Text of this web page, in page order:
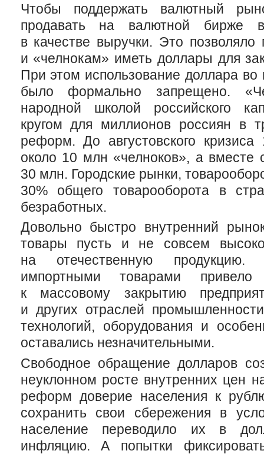
Чтобы поддержать валютный
продавать на валютной бирже
в качестве выручки. Это позволяло
и «челнокам» иметь доллары для
При этом использование доллара во
было формально запрещено.
народной школой российского
кругом для миллионов россиян в
реформ. До августовского кризиса
около 10 млн «челноков», а
30 млн. Городские рынки,
30% общего товарооборота в
безработных.
Довольно быстро внутренний
товары пусть и не совсем
на отечественную
импортными товарами
к массовому закрытию
и других отраслей
технологий, оборудования и
оставались незначительными.
Свободное обращение долларов
неуклонном росте внутренних цен
реформ доверие населения к
сохранить свои сбережения в
население переводило их в
инфляцию. А попытки